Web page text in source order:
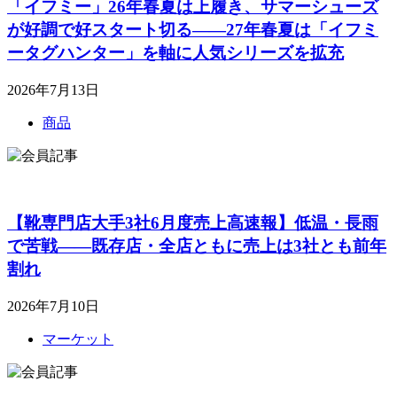
「イフミー」26年春夏は上履き、サマーシューズ
が好調で好スタート切る――27年春夏は「イフミ
ータグハンター」を軸に人気シリーズを拡充
2026年7月13日
商品
【靴専門店大手3社6月度売上高速報】低温・長雨
で苦戦――既存店・全店ともに売上は3社とも前年
割れ
2026年7月10日
マーケット